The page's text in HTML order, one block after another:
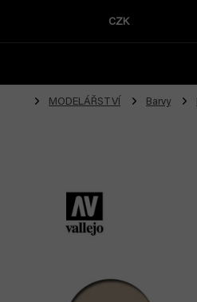
CZK
MODELÁŘSTVÍ Barvy